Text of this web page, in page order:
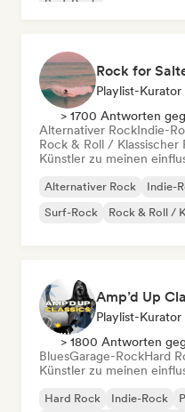
Surf-Rock
Rock for
Playlist-Kurator
> 1700 Antworten
Alternativer RockIndie-
Rock & Roll / Klassischer
Künstler zu meinen
Alternativer Rock Indie-
Surf-Rock
Rock & Roll /
Amp’d Up
Playlist-Kurator
> 1800 Antworten
BluesGarage-RockHard
Künstler zu meinen
Hard Rock Indie-Rock